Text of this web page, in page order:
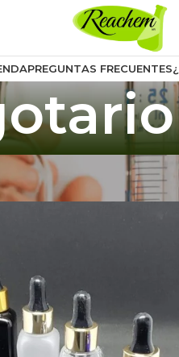
PREGUNTAS FRECUENTES
etiquetados “gotario